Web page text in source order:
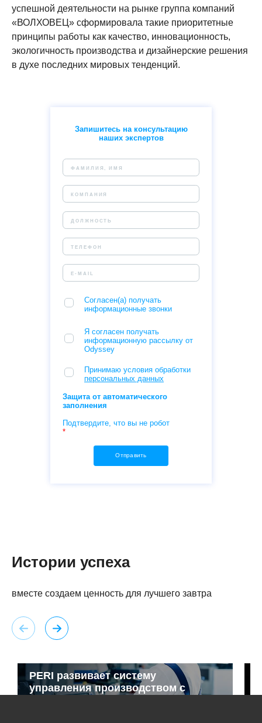
успешной деятельности на рынке группа компаний
«ВОЛХОВЕЦ» сформировала такие приоритетные
принципы работы как качество, инновационность,
экологичность производства и дизайнерские решения
в духе последних мировых тенденций.
Запишитесь на консультацию
наших экспертов
Согласен(а) получать
информационные звонки
Я согласен получать
информационную рассылку от
Odyssey
Принимаю условия обработки
персональных данных
Защита от автоматического
заполнения
Подтвердите, что вы не робот
*
Отправить
Истории успеха
вместе создаем ценность для лучшего завтра
PERI развивает систему
управления производством с